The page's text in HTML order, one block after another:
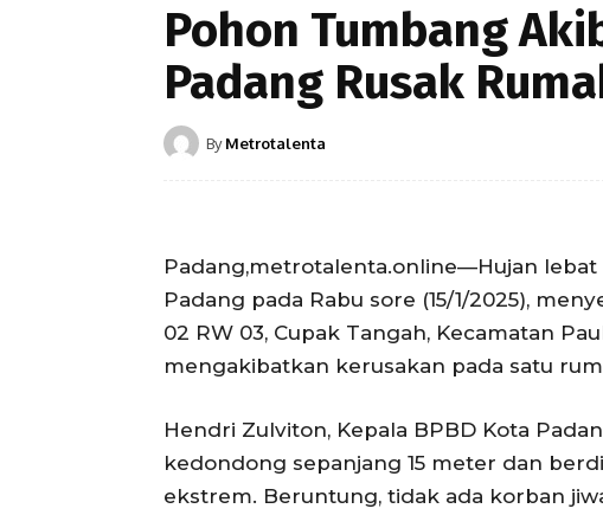
Pohon Tumbang
Padang Rusak
By Metrotalenta
Padang,metrotalenta.online—Hujan
Padang pada Rabu sore (15/1/2025),
02 RW 03, Cupak Tangah, Kecamatan
mengakibatkan kerusakan pada satu
Hendri Zulviton, Kepala BPBD Kota
kedondong sepanjang 15 meter dan
ekstrem. Beruntung, tidak ada korban